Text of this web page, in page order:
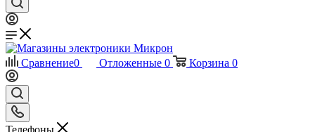
Сравнение0 Отложенные 0 Корзина 0
Телефоны